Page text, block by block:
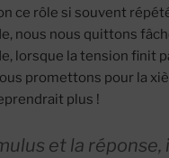
ce rôle si souvent
nous nous quittons
lorsque la tension finit
promettons pour la
plus !
et la réponse,